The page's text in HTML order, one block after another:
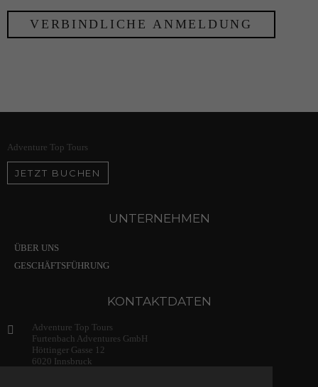
Adventure Top Tours
JETZT BUCHEN
UNTERNEHMEN
ÜBER UNS
GESCHÄFTSFÜHRUNG
KONTAKTDATEN
Adventure Top Tours
Furtenbach Adventures GmbH
Höttinger Gasse 12
6020 Innsbruck